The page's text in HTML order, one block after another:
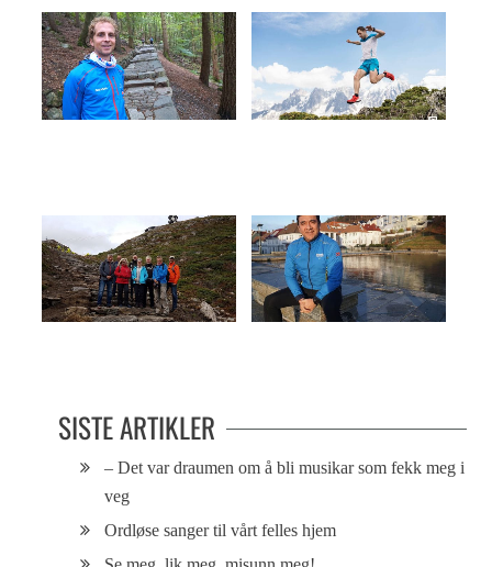
SISTE ARTIKLER
– Det var draumen om å bli musikar som fekk meg i
veg
Ordløse sanger til vårt felles hjem